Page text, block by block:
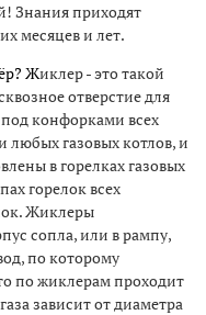
Знания приходят
месяцев и лет.
Жиклер - это такой
отверстие для
конфорками всех
газовых котлов, и
в горелках газовых
горелок всех
Жиклеры
сопла, или в рампу,
по которому
по жиклерам проходит
зависит от диаметра